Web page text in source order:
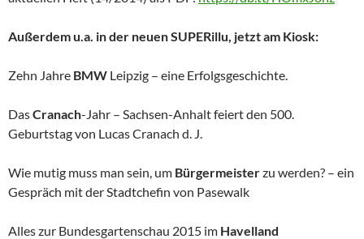
Außerdem u.a. in der neuen SUPERillu, jetzt am Kiosk:
Zehn Jahre BMW Leipzig – eine Erfolgsgeschichte.
DasCranach-Jahr – Sachsen-Anhalt feiert den 500.
Geburtstag von Lucas Cranach d. J.
Wie mutig muss man sein, um Bürgermeisterzu werden? – ein
Gespräch mit der Stadtchefin von Pasewalk
Alles zur Bundesgartenschau 2015 im Havelland